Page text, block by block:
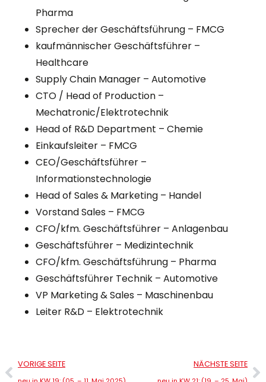
Pharma
Sprecher der Geschäftsführung – FMCG
kaufmännischer Geschäftsführer –
Healthcare
Supply Chain Manager – Automotive
CTO / Head of Production –
Mechatronic/Elektrotechnik
Head of R&D Department – Chemie
Einkaufsleiter – FMCG
CEO/Geschäftsführer –
Informationstechnologie
Head of Sales & Marketing – Handel
Vorstand Sales – FMCG
CFO/kfm. Geschäftsführer – Anlagenbau
Geschäftsführer – Medizintechnik
CFO/kfm. Geschäftsführung – Pharma
Geschäftsführer Technik – Automotive
VP Marketing & Sales – Maschinenbau
Leiter R&D – Elektrotechnik
VORIGE SEITE NÄCHSTE SEITE